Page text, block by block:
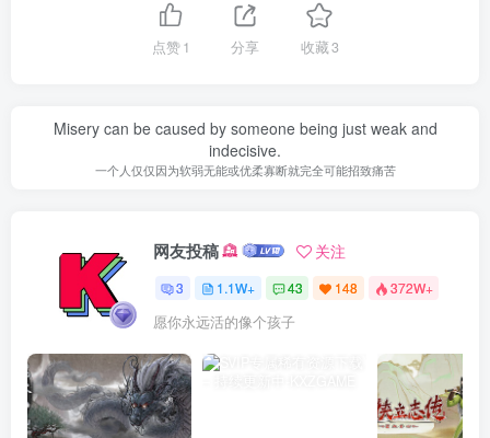
点赞1 分享 收藏3
Misery can be caused by someone being just weak and
indecisive.
一个人仅仅因为软弱无能或优柔寡断就完全可能招致痛苦
网友投稿 关注
3 1.1W+ 43 148 372W+
愿你永远活的像个孩子